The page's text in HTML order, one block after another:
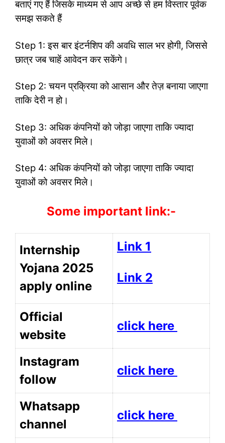
बताएं गए हैं जिसके माध्यम से आप अच्छे से हम विस्तार पूर्वक
समझ सकते हैं
Step 1: इस बार इंटर्नशिप की अवधि साल भर होगी, जिससे
छात्र जब चाहें आवेदन कर सकेंगे।
Step 2: चयन प्रक्रिया को आसान और तेज़ बनाया जाएगा
ताकि देरी न हो।
Step 3: अधिक कंपनियों को जोड़ा जाएगा ताकि ज्यादा
युवाओं को अवसर मिले।
Step 4: अधिक कंपनियों को जोड़ा जाएगा ताकि ज्यादा
युवाओं को अवसर मिले।
Some important link:-
Internship
Yojana 2025
apply online
Link 1
Link 2
Official
website
click here
Instagram
follow
click here
Whatsapp
channel
click here